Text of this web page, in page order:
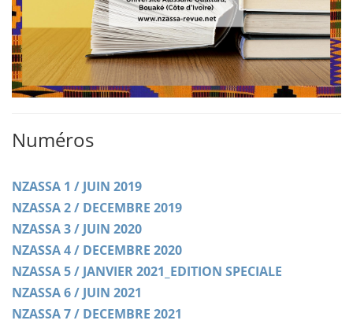
Numéros
NZASSA 1 / JUIN 2019
NZASSA 2 / DECEMBRE 2019
NZASSA 3 / JUIN 2020
NZASSA 4 / DECEMBRE 2020
NZASSA 5 / JANVIER 2021_EDITION SPECIALE
NZASSA 6 / JUIN 2021
NZASSA 7 / DECEMBRE 2021